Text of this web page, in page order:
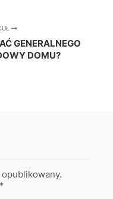
GENERALNEGO
DOMU?
*